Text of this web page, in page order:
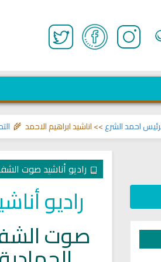
التحصين الشرع>> اناشيد ابراهيم الاحمد 🌾
راديو أناشيد صوت
راديو
صوت